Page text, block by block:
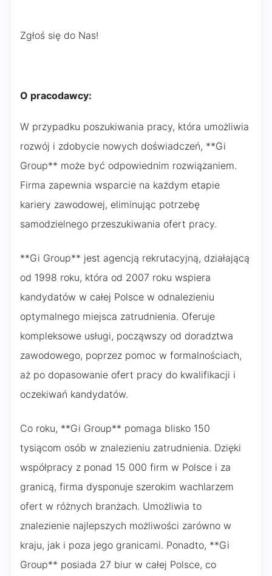
Zgłoś się do Nas!
O pracodawcy:
W przypadku poszukiwania pracy, która umożliwia
rozwój i zdobycie nowych doświadczeń, **Gi
Group** może być odpowiednim rozwiązaniem.
Firma zapewnia wsparcie na każdym etapie
kariery zawodowej, eliminując potrzebę
samodzielnego przeszukiwania ofert pracy.
**Gi Group** jest agencją rekrutacyjną, działającą
od 1998 roku, która od 2007 roku wspiera
kandydatów w całej Polsce w odnalezieniu
optymalnego miejsca zatrudnienia. Oferuje
kompleksowe usługi, począwszy od doradztwa
zawodowego, poprzez pomoc w formalnościach,
aż po dopasowanie ofert pracy do kwalifikacji i
oczekiwań kandydatów.
Co roku, **Gi Group** pomaga blisko 150
tysiącom osób w znalezieniu zatrudnienia. Dzięki
współpracy z ponad 15 000 firm w Polsce i za
granicą, firma dysponuje szerokim wachlarzem
ofert w różnych branżach. Umożliwia to
znalezienie najlepszych możliwości zarówno w
kraju, jak i poza jego granicami. Ponadto, **Gi
Group** posiada 27 biur w całej Polsce, co